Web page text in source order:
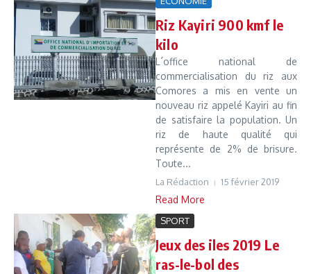
Riz Kayiri 900 kmf le
kilo
L´office national de
commercialisation du riz aux
Comores a mis en vente un
nouveau riz appelé Kayiri au fin
de satisfaire la population. Un
riz de haute qualité qui
représente de 2% de brisure.
Toute...
La Rédaction 15 février 2019
Read More
SPORT
Jeux des iles 2019 Le
ras-le-bol des